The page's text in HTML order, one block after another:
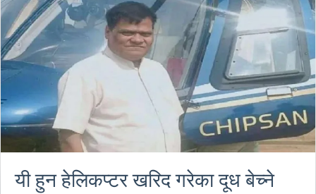
यी हुन हेलिकप्टर खरिद गरेका दूध बेच्ने